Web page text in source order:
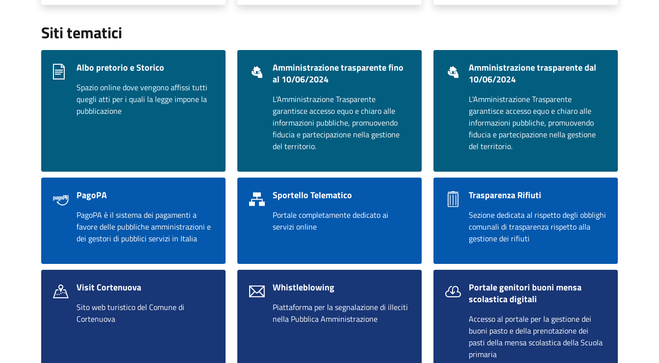
Siti tematici
Albo pretorio e Storico
Spazio online dove vengono affissi tutti
quegli atti per i quali la legge impone la
pubblicazione
Amministrazione trasparente fino
al 10/06/2024
L'Amministrazione Trasparente
garantisce accesso equo e chiaro alle
informazioni pubbliche, promuovendo
fiducia e partecipazione nella gestione
del territorio.
Amministrazione trasparente dal
10/06/2024
L'Amministrazione Trasparente
garantisce accesso equo e chiaro alle
informazioni pubbliche, promuovendo
fiducia e partecipazione nella gestione
del territorio.
PagoPA
PagoPA è il sistema dei pagamenti a
favore delle pubbliche amministrazioni e
dei gestori di pubblici servizi in Italia
Sportello Telematico
Portale completamente dedicato ai
servizi online
Trasparenza Rifiuti
Sezione dedicata al rispetto degli obblighi
comunali di trasparenza rispetto alla
gestione dei rifiuti
Visit Cortenuova
Sito web turistico del Comune di
Cortenuova
Whistleblowing
Piattaforma per la segnalazione di illeciti
nella Pubblica Amministrazione
Portale genitori buoni mensa
scolastica digitali
Accesso al portale per la gestione dei
buoni pasto e della prenotazione dei
pasti della mensa scolastica della Scuola
primaria